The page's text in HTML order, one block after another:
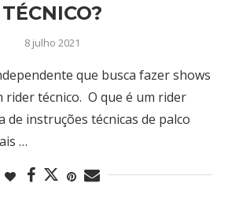
TÉCNICO?
8 julho 2021
que busca fazer shows
rider técnico. O que é um rider
de instruções técnicas de palco
…